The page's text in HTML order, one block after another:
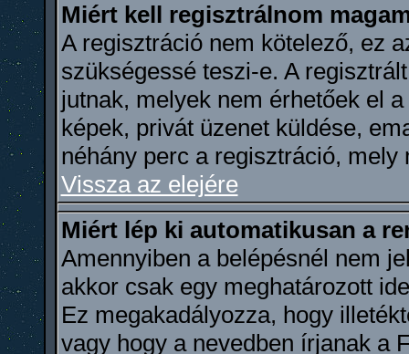
Miért kell regisztrálnom
A regisztráció nem kötelező, ez
szükségessé teszi-e. A
jutnak, melyek nem érhetőek el
képek, privát üzenet küldése,
néhány perc a regisztráció,
Vissza az elejére
Miért lép ki automatikusan a
Amennyiben a belépésnél nem
akkor csak egy meghatározott
Ez megakadályozza, hogy
vagy hogy a nevedben írjanak a